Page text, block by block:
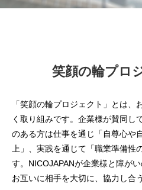
笑顔の輪プロ
「笑顔の輪プロジェクト」とは
く取り組みです。企業様が賛同し
のある方は仕事を通じ「自尊心や
上」、実践を通じて「職業準備性
す。NICOJAPANが企業様と障が
お互いに相手を大切に、協力し合